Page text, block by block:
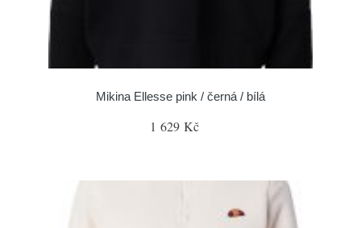
Mikina Ellesse pink / černá / bílá
1 629 Kč